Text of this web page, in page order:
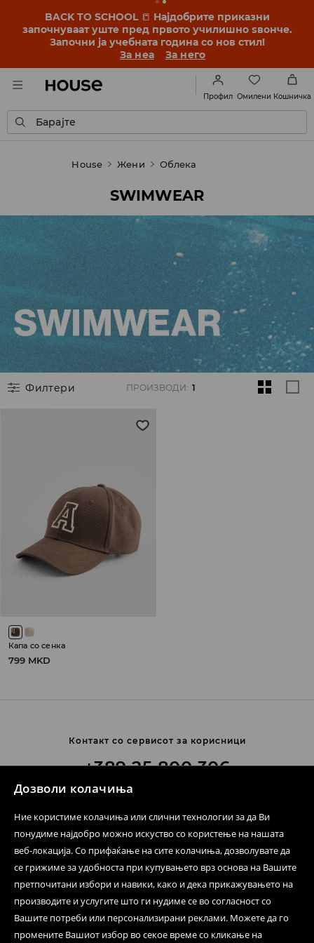
Дозволи колачиња
Ние користиме колачиња или слични технологии за да Ви
понудиме најдобро можно искуство со користење на нашата
веб-локација. Со прифаќање на сите колачиња, дозволувате да
се грижиме за удобноста при купувањето врз основа на Вашите
претпочитани избори и навики, како и дека прикажувањето на
производите и услугите што ги нудиме се во согласност со
Вашите потреби или персонализирани реклами. Можете да го
промените Вашиот избор во секое време со кликање на
BACK TO SCHOOL 📒 Најдобрите приказни
започнуваат уште пред првото училишно ѕвонче.
Започни ја учебната година со нов стил!
За неа
За него
Профил Омилени Кошничка
Барајте
House Жени Облека
SWIMWEAR
Филтери ПРОИЗВОДИ: 1
Капа со сенка
799 MKD
Контакт со сервисот за корисници
+389 25 800 306
Цена според ценовникот на операторот
Формулар за контакт
Помош и контакт